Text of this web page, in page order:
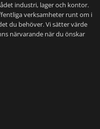
industri, lager och kontor.
verksamheter runt om i
du behöver. Vi sätter värde
närvarande när du önskar